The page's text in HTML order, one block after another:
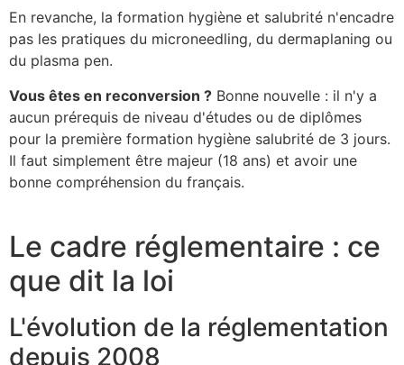
En revanche, la formation hygiène et salubrité n'encadre
pas les pratiques du microneedling, du dermaplaning ou
du plasma pen.
Vous êtes en reconversion ? Bonne nouvelle : il n'y a
aucun prérequis de niveau d'études ou de diplômes
pour la première formation hygiène salubrité de 3 jours.
Il faut simplement être majeur (18 ans) et avoir une
bonne compréhension du français.
Le cadre réglementaire : ce
que dit la loi
L'évolution de la réglementation
depuis 2008